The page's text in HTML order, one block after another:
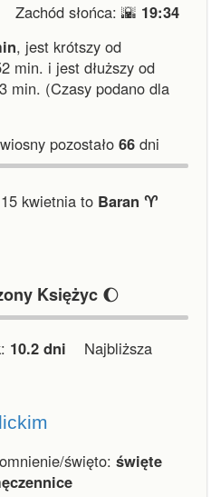
Zachód słońca: 🌇 19:34
, jest krótszy od
min. i jest dłuższy od
min. (Czasy podano dla
pozostało 66 dni
kwietnia to Baran ♈︎
Księżyc 🌔
10.2 dni Najbliższa
święto: święte